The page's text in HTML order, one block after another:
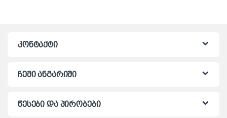
კონტაქტი
ჩემი ანგარიში
წესები და პირობები